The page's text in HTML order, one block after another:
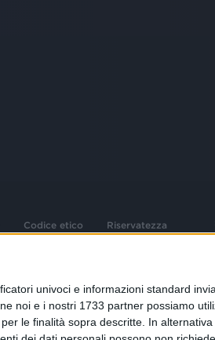
univoci e informazioni standard
noi e i nostri 1733 partner possiamo
le finalità sopra descritte. In
Codice etico Riservatezza
Cologno Monzese (Mi) |Tel. +39 02 254441